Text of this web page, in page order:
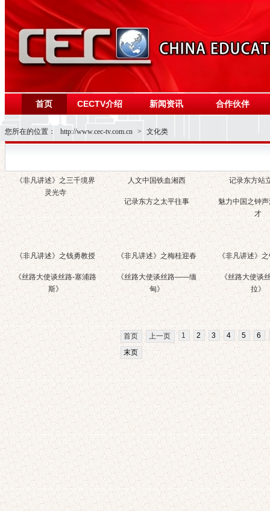
首页 CECTV介绍 新闻资讯 合作伙伴
您所在的位置： http://www.cec-tv.com.cn > 文化类
《非凡讲述》之三千境界
灵光寺
人文中国铁血湘西 记录东方站
记录东方之太平往事
魅力中国之钟
才
《非凡讲述》之钱勇教授 《非凡讲述》之梅桂迎春 《非凡讲述》
《丝路大使谈丝路-塞浦路
斯》
《丝路大使谈丝路——缅
甸》
《丝路大使谈
拉》
首页 上一页 1 2 3 4 5
6
末页